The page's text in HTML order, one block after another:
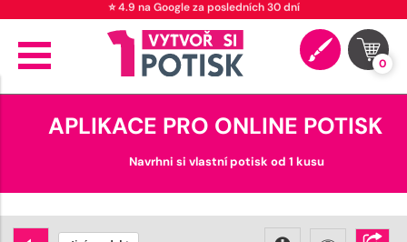
0
APLIKACE PRO ONLINE POTISK
Navrhni si vlastní potisk od 1 kusu